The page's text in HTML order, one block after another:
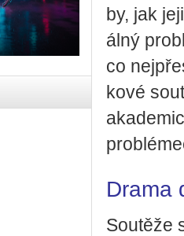
by, jak
ál­ný
co
ko­vé
Drama
Sou­tě­že